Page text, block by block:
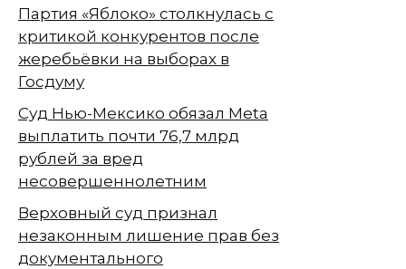
Партия «Яблоко» столкнулась с
критикой конкурентов после
жеребьёвки на выборах в
Госдуму
Суд Нью-Мексико обязал Meta
выплатить почти 76,7 млрд
рублей за вред
несовершеннолетним
Верховный суд признал
незаконным лишение прав без
документального